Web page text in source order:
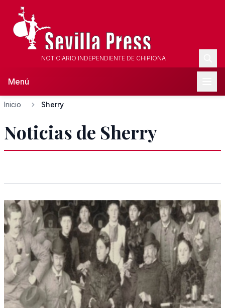
NOTICIARIO INDEPENDIENTE DE CHIPIONA
Menú
Inicio Sherry
Noticias de Sherry